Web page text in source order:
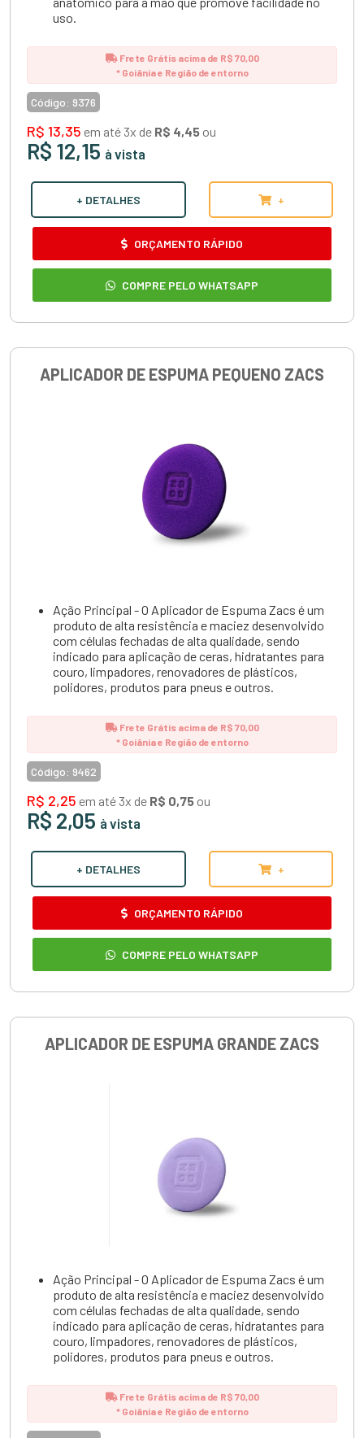
uso.
Frete Grátis acima de R$ 70,00
* Goiânia e Região de entorno
Código: 9376
R$ 13,35 em até 3x de R$ 4,45 ou
R$ 12,15 à vista
+ DETALHES +
ORÇAMENTO RÁPIDO
COMPRE PELO WHATSAPP
APLICADOR DE ESPUMA PEQUENO ZACS
Ação Principal - O Aplicador de Espuma Zacs é um
produto de alta resistência e maciez desenvolvido
com células fechadas de alta qualidade, sendo
indicado para aplicação de ceras, hidratantes para
couro, limpadores, renovadores de plásticos,
polidores, produtos para pneus e outros.
Frete Grátis acima de R$ 70,00
* Goiânia e Região de entorno
Código: 9462
R$ 2,25 em até 3x de R$ 0,75 ou
R$ 2,05 à vista
+ DETALHES +
ORÇAMENTO RÁPIDO
COMPRE PELO WHATSAPP
APLICADOR DE ESPUMA GRANDE ZACS
Ação Principal - O Aplicador de Espuma Zacs é um
produto de alta resistência e maciez desenvolvido
com células fechadas de alta qualidade, sendo
indicado para aplicação de ceras, hidratantes para
couro, limpadores, renovadores de plásticos,
polidores, produtos para pneus e outros.
Frete Grátis acima de R$ 70,00
* Goiânia e Região de entorno